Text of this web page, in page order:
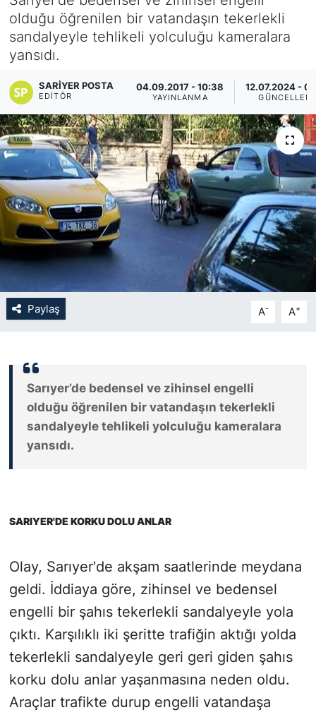
olduğu öğrenilen bir vatandaşın tekerlekli
sandalyeyle tehlikeli yolculuğu kameralara
yansıdı.
SARIYER POSTA
EDITÖR
04.09.2017 - 10:38
YAYINLANMA
12.07.2024 -
Paylaş A- A+
Sarıyer’de bedensel ve zihinsel engelli
olduğu öğrenilen bir vatandaşın tekerlekli
sandalyeyle tehlikeli yolculuğu kameralara
yansıdı.
SARIYER'DE KORKU DOLU ANLAR
Olay, Sarıyer'de akşam saatlerinde meydana
geldi. İddiaya göre, zihinsel ve bedensel
engelli bir şahıs tekerlekli sandalyeyle yola
çıktı. Karşılıklı iki şeritte trafiğin aktığı yolda
tekerlekli sandalyeyle geri geri giden şahıs
korku dolu anlar yaşanmasına neden oldu.
Araçlar trafikte durup engelli vatandaşa
KÖŞE YAZILARI
KÖŞE YAZILARI (Arşiv)
KÜLTÜR SANAT
MAGAZİN
RÖPORTAJ
SAĞLIK
SARIYER HABERLERİ
SARIYER İMAR BARIŞI
SEKTÖR
SON DAKİKA HABERİ
SPOR
VİDEO GALERİ
YAŞAM